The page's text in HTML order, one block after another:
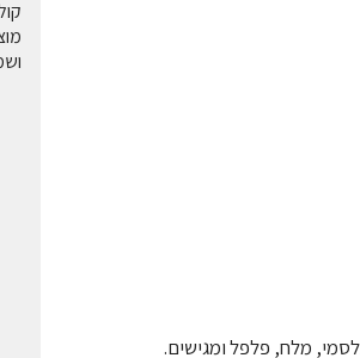
מלח, פלפל ומגישים.